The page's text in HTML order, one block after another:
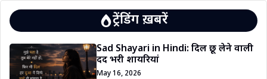
ट्रेंडिंग ख़बरें
Sad Shayari in Hindi: दिल छू लेने वाली
दर्द भरी शायरियां
May 16, 2026